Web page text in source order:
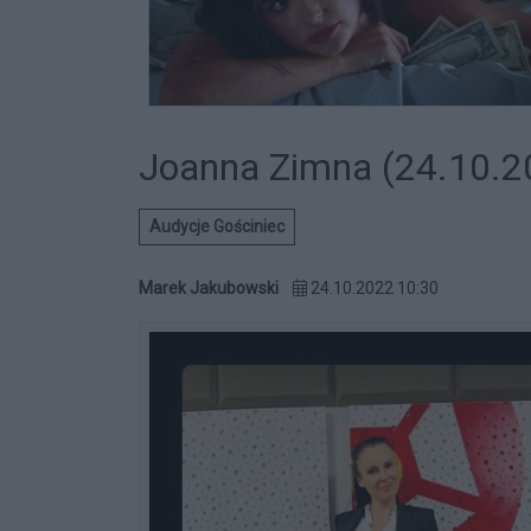
Joanna Zimna
Audycje Gościniec
Marek Jakubowski 24.10.2022 10:30